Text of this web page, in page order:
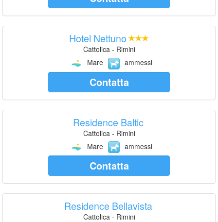
Hotel Nettuno
Cattolica - Rimini
Mare
ammessi
Contatta
Residence Baltic
Cattolica - Rimini
Mare
ammessi
Contatta
Residence Bellavista
Cattolica - Rimini